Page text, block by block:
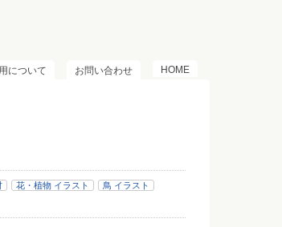
HOME
お問い合わせ
について
花・植物 イラスト 鳥 イラスト